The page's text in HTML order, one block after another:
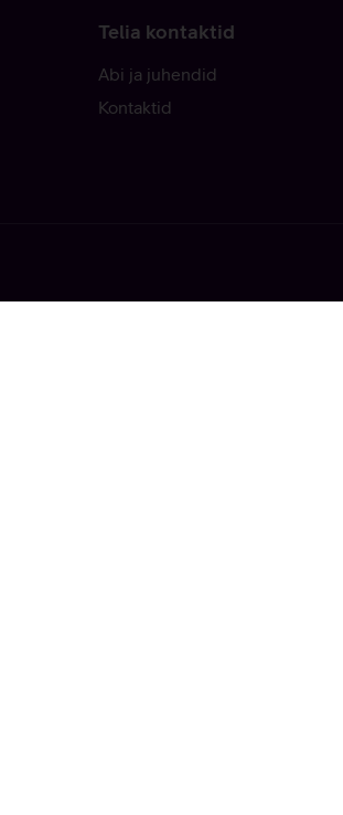
Telia kontaktid
Abi ja juhendid
Kontaktid